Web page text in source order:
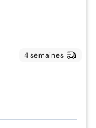
4 semaines